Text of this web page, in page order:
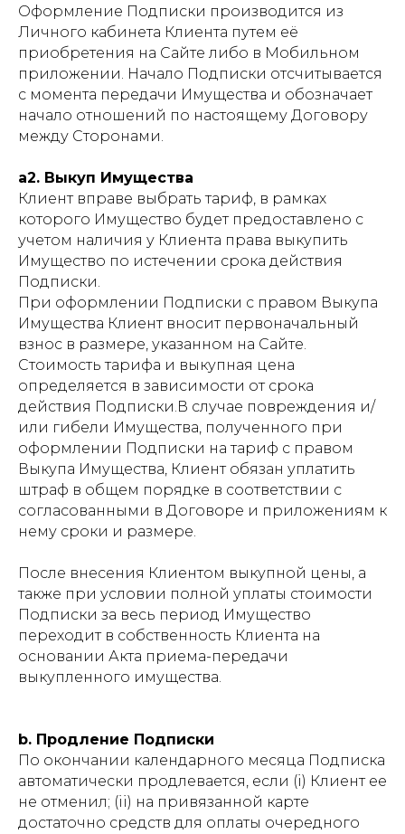
Оформление Подписки производится из
Личного кабинета Клиента путем её
приобретения на Сайте либо в Мобильном
приложении. Начало Подписки отсчитывается
с момента передачи Имущества и обозначает
начало отношений по настоящему Договору
между Сторонами.
a2. Выкуп Имущества
Клиент вправе выбрать тариф, в рамках
которого Имущество будет предоставлено с
учетом наличия у Клиента права выкупить
Имущество по истечении срока действия
Подписки.
При оформлении Подписки с правом Выкупа
Имущества Клиент вносит первоначальный
взнос в размере, указанном на Сайте.
Стоимость тарифа и выкупная цена
определяется в зависимости от срока
действия Подписки.В случае повреждения и/
или гибели Имущества, полученного при
оформлении Подписки на тариф с правом
Выкупа Имущества, Клиент обязан уплатить
штраф в общем порядке в соответствии с
согласованными в Договоре и приложениям к
нему сроки и размере.
После внесения Клиентом выкупной цены, а
также при условии полной уплаты стоимости
Подписки за весь период Имущество
переходит в собственность Клиента на
основании Акта приема-передачи
выкупленного имущества.
b. Продление Подписки
По окончании календарного месяца Подписка
автоматически продлевается, если (i) Клиент ее
не отменил; (ii) на привязанной карте
достаточно средств для оплаты очередного